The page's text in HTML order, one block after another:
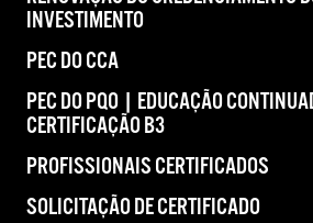
INVESTIMENTO
PEC DO CCA
PEC DO PQO | EDUCAÇÃO
CERTIFICAÇÃO B3
PROFISSIONAIS CERTIFICADOS
SOLICITAÇÃO DE CERTIFICADO